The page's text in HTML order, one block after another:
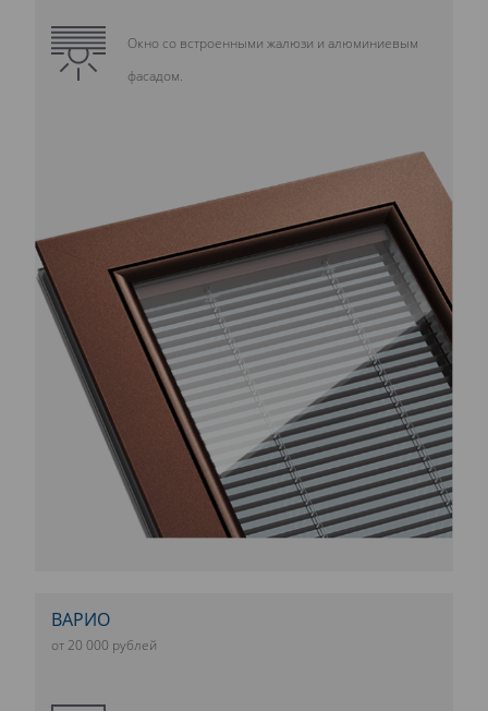
Окно со встроенными жалюзи и алюминиевым
фасадом.
ВАРИО
от 20 000 рублей